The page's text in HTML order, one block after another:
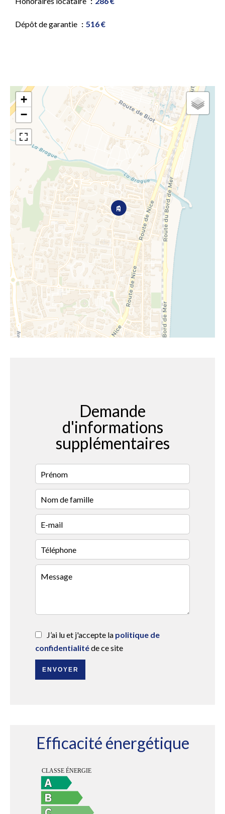
Dépôt de garantie 516 €
+
−
Demande
d'informations
supplémentaires
J’ai lu et j'accepte la politique de
confidentialitéde ce site
ENVOYER
Efficacité énergétique